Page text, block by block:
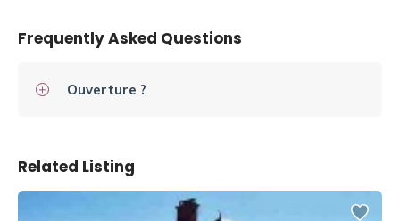
Frequently Asked Questions
Ouverture ?
Related Listing